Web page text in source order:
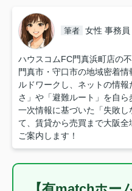
筆者 女性 事務員
ハウスコムFC門真浜町店の
門真市・守口市の地域密着
ルドワークし、ネットの情
さ」や「避難ルート」を自ら
一次情報に基づいた「失敗
て、賃貸から売買まで大阪
ご案内します！